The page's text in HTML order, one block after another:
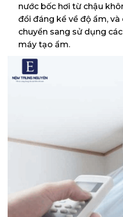
nước bốc hơi từ chậu
đổi đáng kể về độ ẩm,
chuyển sang sử dụng
máy tạo ẩm.